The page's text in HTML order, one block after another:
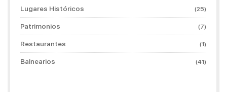
Lugares Históricos (25)
Patrimonios (7)
Restaurantes (1)
Balnearios (41)